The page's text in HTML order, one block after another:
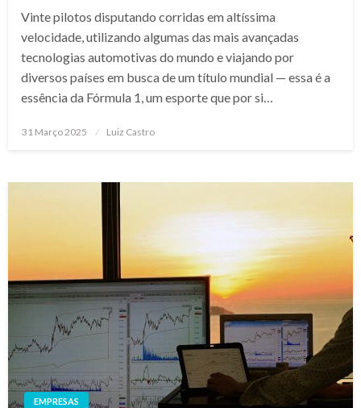
Vinte pilotos disputando corridas em altíssima
velocidade, utilizando algumas das mais avançadas
tecnologias automotivas do mundo e viajando por
diversos países em busca de um título mundial — essa é a
essência da Fórmula 1, um esporte que por si…
Posted
31 Março 2025 Luiz Castro
EMPRESAS